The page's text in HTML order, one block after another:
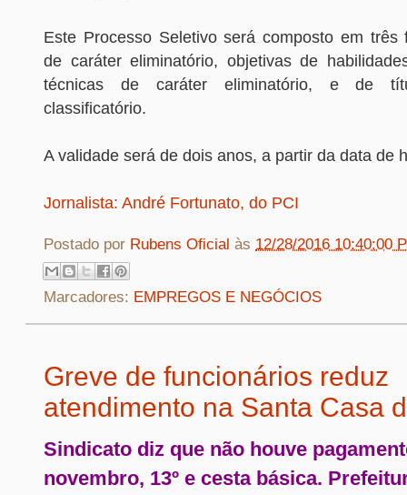
Este Processo Seletivo será composto em três
de caráter eliminatório, objetivas de
técnicas de caráter eliminatório, e de
classificatório.
A validade será de dois anos, a partir da data de
Jornalista: André Fortunato, do PCI
Postado por Rubens Oficial às 12/28/2016 10:40:00
Marcadores: EMPREGOS E NEGÓCIOS
Greve de funcionários reduz
atendimento na Santa Casa
Sindicato diz que não houve
novembro, 13º e cesta básica.